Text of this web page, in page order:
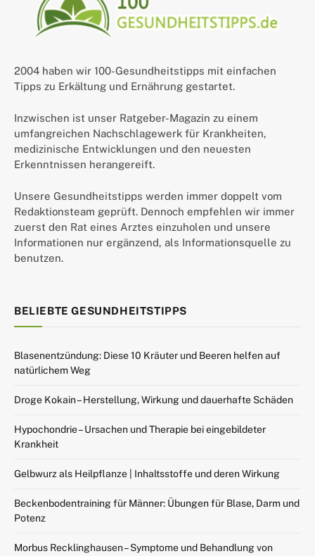
2004 haben wir 100-Gesundheitstipps mit einfachen
Tipps zu Erkältung und Ernährung gestartet.
Inzwischen ist unser Ratgeber-Magazin zu einem
umfangreichen Nachschlagewerk für Krankheiten,
medizinische Entwicklungen und den neuesten
Erkenntnissen herangereift.
Unsere Gesundheitstipps werden immer doppelt vom
Redaktionsteam geprüft. Dennoch empfehlen wir immer
zuerst den Rat eines Arztes einzuholen und unsere
Informationen nur ergänzend, als Informationsquelle zu
benutzen.
BELIEBTE GESUNDHEITSTIPPS
Blasenentzündung: Diese 10 Kräuter und Beeren helfen auf
natürlichem Weg
Droge Kokain – Herstellung, Wirkung und dauerhafte Schäden
Hypochondrie – Ursachen und Therapie bei eingebildeter
Krankheit
Gelbwurz als Heilpflanze | Inhaltsstoffe und deren Wirkung
Beckenbodentraining für Männer: Übungen für Blase, Darm und
Potenz
Morbus Recklinghausen – Symptome und Behandlung von